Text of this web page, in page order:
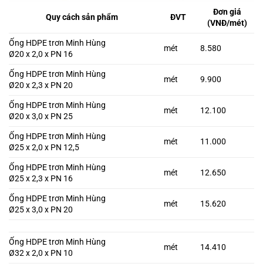
Quy cách sản phẩm ĐVT
Đơn giá
(VNĐ/mét)
Ống HDPE trơn Minh Hùng
Ø20 x 2,0 x PN 16
mét 8.580
Ống HDPE trơn Minh Hùng
Ø20 x 2,3 x PN 20
mét 9.900
Ống HDPE trơn Minh Hùng
Ø20 x 3,0 x PN 25
mét 12.100
Ống HDPE trơn Minh Hùng
Ø25 x 2,0 x PN 12,5
mét 11.000
Ống HDPE trơn Minh Hùng
Ø25 x 2,3 x PN 16
mét 12.650
Ống HDPE trơn Minh Hùng
Ø25 x 3,0 x PN 20
mét 15.620
Ống HDPE trơn Minh Hùng
Ø32 x 2,0 x PN 10
mét 14.410